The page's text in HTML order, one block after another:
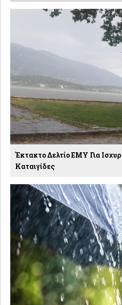
Έκτακτο Δελτίο EMY Για
Καταιγίδες